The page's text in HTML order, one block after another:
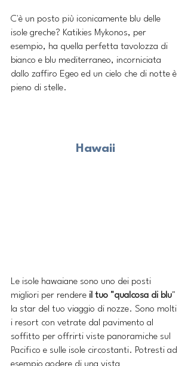
C'è un posto più iconicamente blu delle
isole greche? Katikies Mykonos, per
esempio, ha quella perfetta tavolozza di
bianco e blu mediterraneo, incorniciata
dallo zaffiro Egeo ed un cielo che di notte è
pieno di stelle.
Hawaii
Le isole hawaiane sono uno dei posti
migliori per rendere il tuo "qualcosa di blu"
la star del tuo viaggio di nozze. Sono molti
i resort con vetrate dal pavimento al
soffitto per offrirti viste panoramiche sul
Pacifico e sulle isole circostanti. Potresti ad
esempio godere di una vista